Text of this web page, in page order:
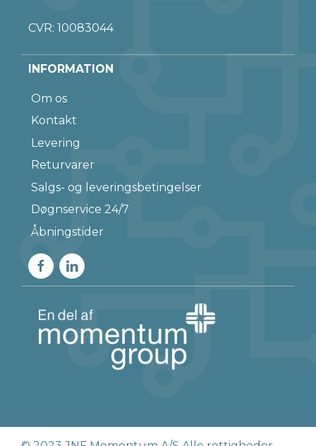
CVR: 10083044
INFORMATION
Om os
Kontakt
Levering
Returvarer
Salgs- og leveringsbetingelser
Døgnservice 24/7
Åbningstider